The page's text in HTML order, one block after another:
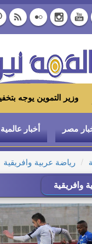
سعر الدواجن المجمدة إلى 100 جنيه للكيلو
مصر أخبار عالمية
رياضة عربية وافريقية
وافريقية